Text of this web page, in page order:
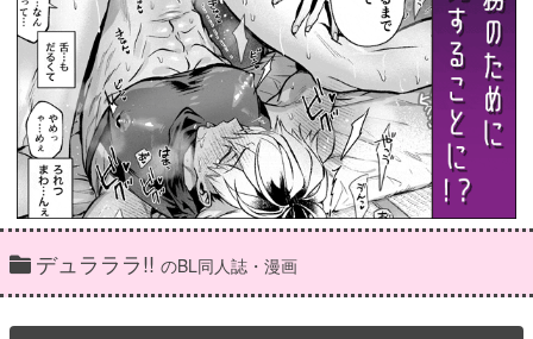
デュラララ!! のBL同人誌・漫画